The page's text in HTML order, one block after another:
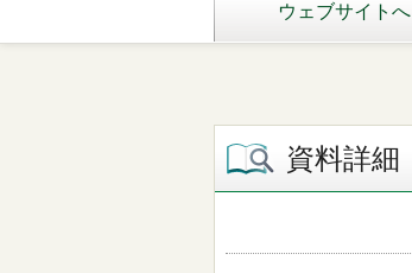
ウェブサイトへ
資料詳細